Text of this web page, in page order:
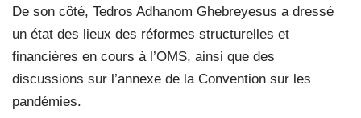
De son côté, Tedros Adhanom Ghebreyesus a dressé
un état des lieux des réformes structurelles et
financières en cours à l’OMS, ainsi que des
discussions sur l’annexe de la Convention sur les
pandémies.